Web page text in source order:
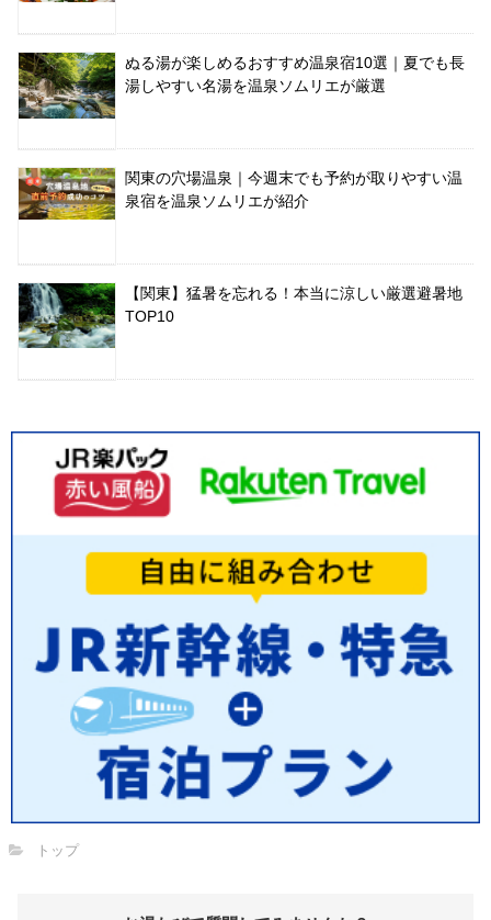
ぬる湯が楽しめるおすすめ温泉宿10選｜夏でも長
湯しやすい名湯を温泉ソムリエが厳選
関東の穴場温泉｜今週末でも予約が取りやすい温
泉宿を温泉ソムリエが紹介
【関東】猛暑を忘れる！本当に涼しい厳選避暑地
TOP10
トップ